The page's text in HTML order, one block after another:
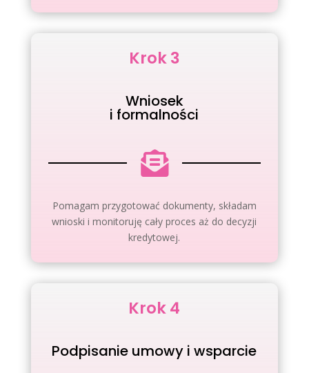
Krok 3
Wniosek
i formalności

Pomagam przygotować dokumenty, składam
wnioski i monitoruję cały proces aż do decyzji
kredytowej.
Krok 4
Podpisanie umowy i wsparcie